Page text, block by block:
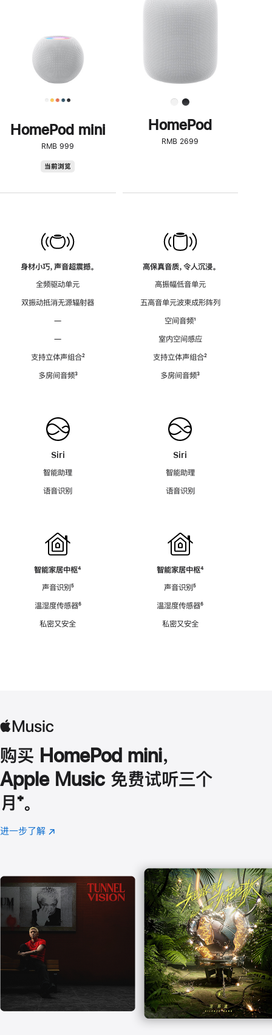
HomePod mini
RMB 999
当前浏览
身材小巧，声音超震撼。
全频驱动单元
双振动抵消无源辐射器
—
—
支持立体声组合脚
²
多房间音频脚
³
Siri
智能助理
语音识别
智能家居中枢脚
⁴
声音识别脚
⁵
温湿度传感器脚
⁶
私密又安全
了
解
HomePod<
HomePod
RMB 2699
高保真音质，令人沉浸。
高振幅低音单元
五高音单元波束成形阵列
空间音频脚
¹
室内空间感应
支持立体声组合脚
²
多房间音频脚
³
Siri
智能助理
语音识别
智能家居中枢脚
⁴
声音识别脚
⁵
温湿度传感器脚
⁶
私密又安全
购买 HomePod mini，
Apple Music 免费试听三个
月 脚
注
⁺。
进一步了解 Apple
(在
口
中
打
开)